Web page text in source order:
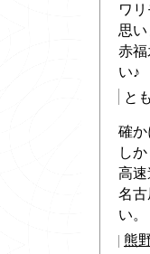
ワ
思い
赤
い♪
と
確
し
高
名
い。
熊